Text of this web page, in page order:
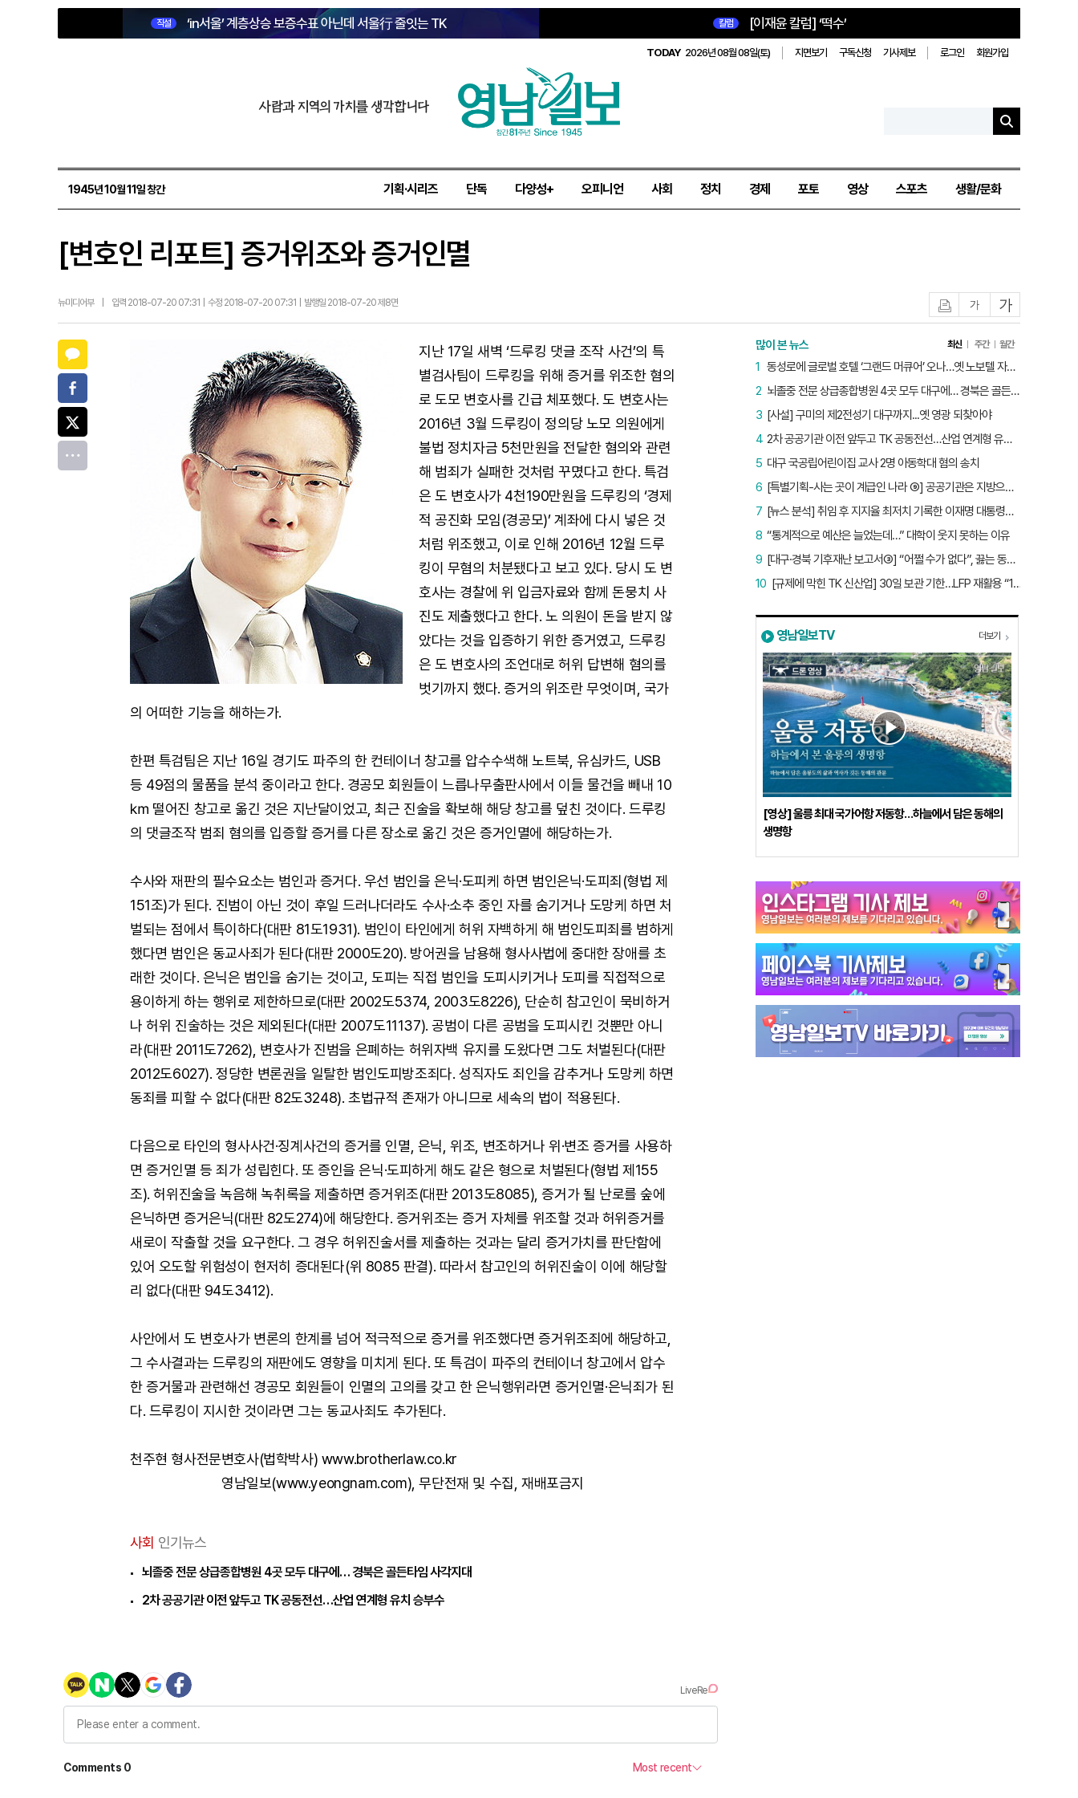
직설 ‘in서울’ 계층상승 보증수표 아닌데 서울行 줄잇는 TK 칼럼 [이재윤 칼럼] ‘떡수’
TODAY 2026년 08월 08일(토) 지면보기 구독신청 기사제보 로그인 회원가입
사람과 지역의 가치를 생각합니다
1945년 10월 11일 창간 기획·시리즈 단독 다양성+ 오피니언 사회 정치 경제 포토 영상 스포츠 생활/문화
[변호인 리포트] 증거위조와 증거인멸
뉴미디어부 입력 2018-07-20 07:31 | 수정 2018-07-20 07:31 | 발행일 2018-07-20 제8면 글자작게글자크게
지난 17일 새벽 ‘드루킹 댓글 조작 사건’의 특
별검사팀이 드루킹을 위해 증거를 위조한 혐의
로 도모 변호사를 긴급 체포했다. 도 변호사는
2016년 3월 드루킹이 정의당 노모 의원에게
불법 정치자금 5천만원을 전달한 혐의와 관련
해 범죄가 실패한 것처럼 꾸몄다고 한다. 특검
은 도 변호사가 4천190만원을 드루킹의 ‘경제
적 공진화 모임(경공모)’ 계좌에 다시 넣은 것
처럼 위조했고, 이로 인해 2016년 12월 드루
킹이 무혐의 처분됐다고 보고 있다. 당시 도 변
호사는 경찰에 위 입금자료와 함께 돈뭉치 사
진도 제출했다고 한다. 노 의원이 돈을 받지 않
았다는 것을 입증하기 위한 증거였고, 드루킹
은 도 변호사의 조언대로 허위 답변해 혐의를
벗기까지 했다. 증거의 위조란 무엇이며, 국가
의 어떠한 기능을 해하는가.
한편 특검팀은 지난 16일 경기도 파주의 한 컨테이너 창고를 압수수색해 노트북, 유심카드, USB
등 49점의 물품을 분석 중이라고 한다. 경공모 회원들이 느릅나무출판사에서 이들 물건을 빼내 10
㎞ 떨어진 창고로 옮긴 것은 지난달이었고, 최근 진술을 확보해 해당 창고를 덮친 것이다. 드루킹
의 댓글조작 범죄 혐의를 입증할 증거를 다른 장소로 옮긴 것은 증거인멸에 해당하는가.
수사와 재판의 필수요소는 범인과 증거다. 우선 범인을 은닉·도피케 하면 범인은닉·도피죄(형법 제
151조)가 된다. 진범이 아닌 것이 후일 드러나더라도 수사·소추 중인 자를 숨기거나 도망케 하면 처
벌되는 점에서 특이하다(대판 81도1931). 범인이 타인에게 허위 자백하게 해 범인도피죄를 범하게
했다면 범인은 동교사죄가 된다(대판 2000도20). 방어권을 남용해 형사사법에 중대한 장애를 초
래한 것이다. 은닉은 범인을 숨기는 것이고, 도피는 직접 범인을 도피시키거나 도피를 직접적으로
용이하게 하는 행위로 제한하므로(대판 2002도5374, 2003도8226), 단순히 참고인이 묵비하거
나 허위 진술하는 것은 제외된다(대판 2007도11137). 공범이 다른 공범을 도피시킨 것뿐만 아니
라(대판 2011도7262), 변호사가 진범을 은폐하는 허위자백 유지를 도왔다면 그도 처벌된다(대판
2012도6027). 정당한 변론권을 일탈한 범인도피방조죄다. 성직자도 죄인을 감추거나 도망케 하면
동죄를 피할 수 없다(대판 82도3248). 초법규적 존재가 아니므로 세속의 법이 적용된다.
다음으로 타인의 형사사건·징계사건의 증거를 인멸, 은닉, 위조, 변조하거나 위·변조 증거를 사용하
면 증거인멸 등 죄가 성립힌다. 또 증인을 은닉·도피하게 해도 같은 형으로 처벌된다(형법 제155
조). 허위진술을 녹음해 녹취록을 제출하면 증거위조(대판 2013도8085), 증거가 될 난로를 숲에
은닉하면 증거은닉(대판 82도274)에 해당한다. 증거위조는 증거 자체를 위조할 것과 허위증거를
새로이 작출할 것을 요구한다. 그 경우 허위진술서를 제출하는 것과는 달리 증거가치를 판단함에
있어 오도할 위험성이 현저히 증대된다(위 8085 판결). 따라서 참고인의 허위진술이 이에 해당할
리 없다(대판 94도3412).
사안에서 도 변호사가 변론의 한계를 넘어 적극적으로 증거를 위조했다면 증거위조죄에 해당하고,
그 수사결과는 드루킹의 재판에도 영향을 미치게 된다. 또 특검이 파주의 컨테이너 창고에서 압수
한 증거물과 관련해선 경공모 회원들이 인멸의 고의를 갖고 한 은닉행위라면 증거인멸·은닉죄가 된
다. 드루킹이 지시한 것이라면 그는 동교사죄도 추가된다.
천주현 형사전문변호사(법학박사) www.brotherlaw.co.kr
영남일보(www.yeongnam.com), 무단전재 및 수집, 재배포금지
사회 인기뉴스
뇌졸중 전문 상급종합병원 4곳 모두 대구에… 경북은 골든타임 사각지대
2차 공공기관 이전 앞두고 TK 공동전선…산업 연계형 유치 승부수
많이 본 뉴스 최신 주간 월간
동성로에 글로벌 호텔 ‘그랜드 머큐어’ 오나…옛 노보텔 자리 사무실 개설
1
뇌졸중 전문 상급종합병원 4곳 모두 대구에… 경북은 골든타임 사각지대
2
[사설] 구미의 제2전성기 대구까지...옛 영광 되찾아야
3
2차 공공기관 이전 앞두고 TK 공동전선…산업 연계형 유치 승부수
4
대구 국공립어린이집 교사 2명 아동학대 혐의 송치
5
[특별기획-사는 곳이 계급인 나라 ⑨] 공공기관은 지방으로 왔지만, 그들이 사는 곳은 서울이었다
6
[뉴스 분석] 취임 후 지지율 최저치 기록한 이재명 대통령…왜?
7
“통계적으로 예산은 늘었는데…” 대학이 웃지 못하는 이유
8
[대구·경북 기후재난 보고서③] “어쩔 수가 없다”, 끓는 동해…‘절멸 위기’ 경북 수산업
9
[규제에 막힌 TK 신산업] 30일 보관 기한…LFP 재활용 “180일로 늘려야”
10
영남일보TV 더보기
[영상] 울릉 최대 국가어항 저동항…하늘에서 담은 동해의
생명항